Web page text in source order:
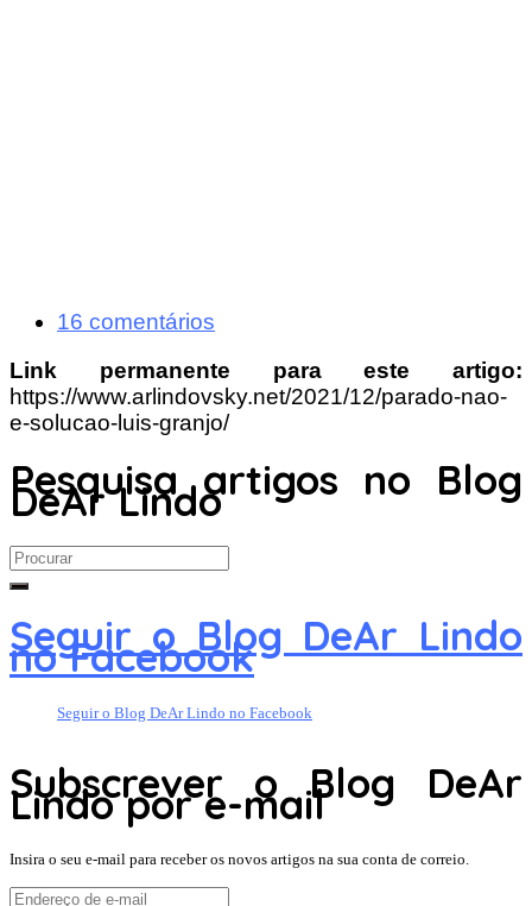
16 comentários
Link permanente para este artigo:
https://www.arlindovsky.net/2021/12/parado-nao-
e-solucao-luis-granjo/
Pesquisa artigos no Blog
DeAr Lindo
Search
for:
Seguir o Blog DeAr Lindo
no Facebook
Seguir o Blog DeAr Lindo no Facebook
Subscrever o Blog DeAr
Lindo por e-mail
Insira o seu e-mail para receber os novos artigos na sua conta de correio.
Endereço